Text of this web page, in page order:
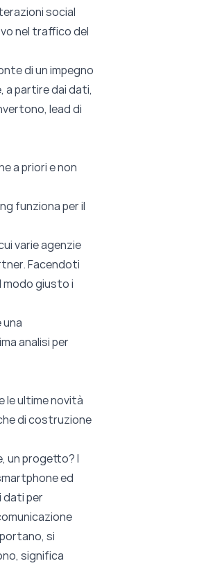
social
nel traffico del
di un impegno
a partire dai dati,
lead di
a priori e non
funziona per il
varie agenzie
. Facendoti
modo giusto i
una
analisi per
le ultime novità
di costruzione
un progetto? I
ed
dati per
si
significa